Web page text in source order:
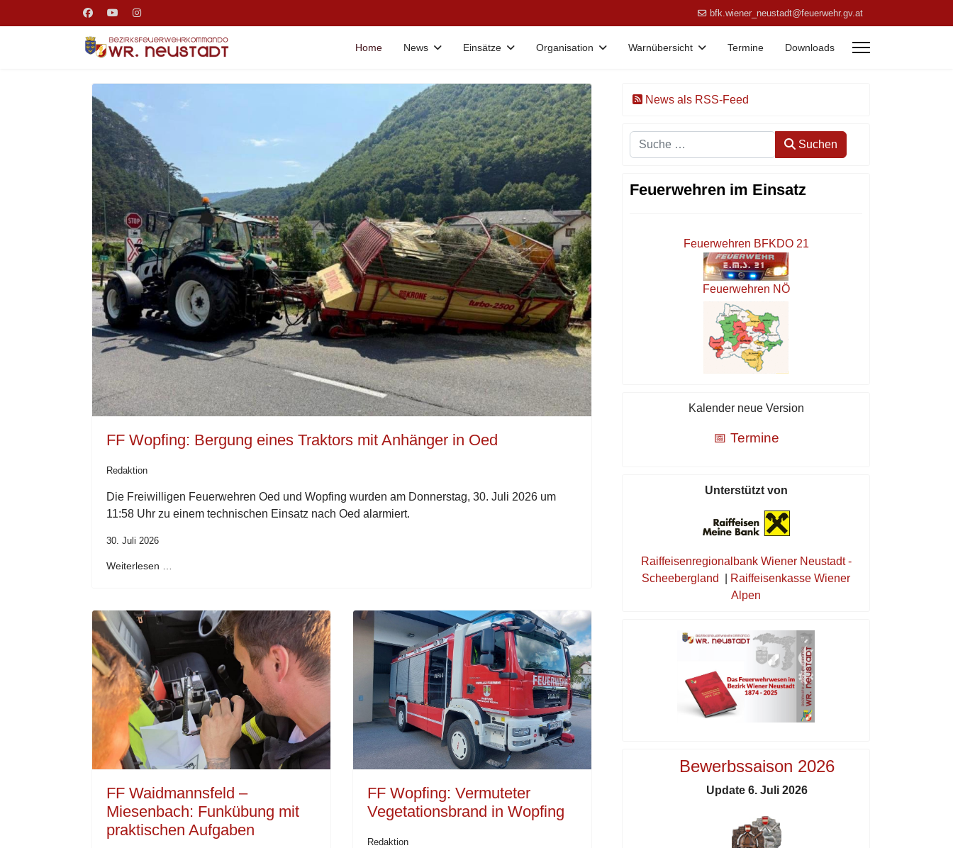
bfk.wiener_neustadt@feuerwehr.gv.at
Home News Einsätze Organisation Warnübersicht Termine Downloads
FF Wopfing: Bergung eines Traktors mit Anhänger in Oed
Redaktion
Die Freiwilligen Feuerwehren Oed und Wopfing wurden am Donnerstag, 30. Juli 2026 um
11:58 Uhr zu einem technischen Einsatz nach Oed alarmiert.
30. Juli 2026
Weiterlesen …
FF Waidmannsfeld –
Miesenbach: Funkübung mit
praktischen Aufgaben
FF Wopfing: Vermuteter
Vegetationsbrand in Wopfing
Redaktion
News als RSS-Feed
Suchen Suchen
Feuerwehren im Einsatz
Feuerwehren BFKDO 21
Feuerwehren NÖ
Kalender neue Version
📅 Termine
Unterstützt von
Raiffeisenregionalbank Wiener Neustadt -
Scheebergland
Raiffeisenkasse Wiener
Alpen
Bewerbssaison 2026
Update 6. Juli 2026